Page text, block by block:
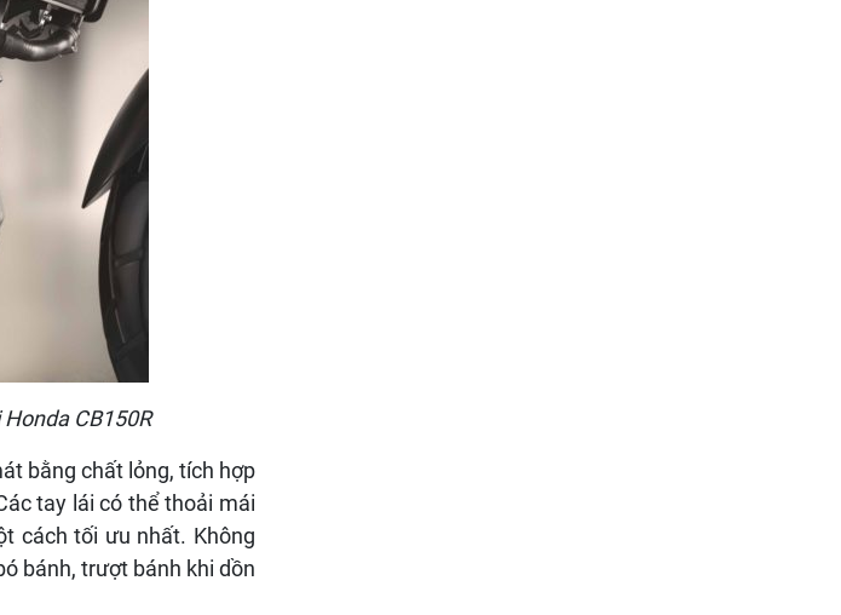
CB150R
bằng chất lỏng, tích hợp
tay lái có thể thoải mái
cách tối ưu nhất. Không
bánh, trượt bánh khi dồn